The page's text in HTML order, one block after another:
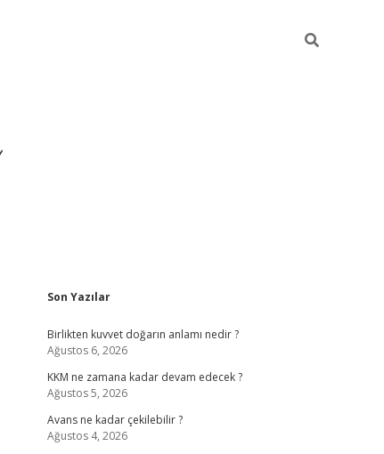
Sidebar
Son Yazılar
Birlikten kuvvet doğarın anlamı nedir ?
Ağustos 6, 2026
KKM ne zamana kadar devam edecek ?
Ağustos 5, 2026
Avans ne kadar çekilebilir ?
Ağustos 4, 2026